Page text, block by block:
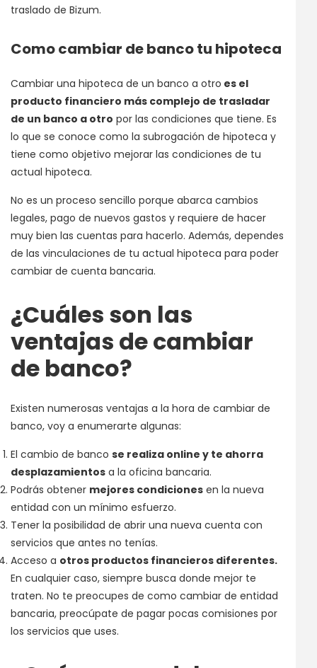
traslado de Bizum.
Como cambiar de banco tu hipoteca
Cambiar una hipoteca de un banco a otro es el
producto financiero más complejo de trasladar
de un banco a otro por las condiciones que tiene. Es
lo que se conoce como la subrogación de hipoteca y
tiene como objetivo mejorar las condiciones de tu
actual hipoteca.
No es un proceso sencillo porque abarca cambios
legales, pago de nuevos gastos y requiere de hacer
muy bien las cuentas para hacerlo. Además, dependes
de las vinculaciones de tu actual hipoteca para poder
cambiar de cuenta bancaria.
¿Cuáles son las
ventajas de cambiar
de banco?
Existen numerosas ventajas a la hora de cambiar de
banco, voy a enumerarte algunas:
El cambio de banco se realiza online y te ahorra
desplazamientos a la oficina bancaria.
Podrás obtener mejores condiciones en la nueva
entidad con un mínimo esfuerzo.
Tener la posibilidad de abrir una nueva cuenta con
servicios que antes no tenías.
Acceso a otros productos financieros diferentes.
En cualquier caso, siempre busca donde mejor te
traten. No te preocupes de como cambiar de entidad
bancaria, preocúpate de pagar pocas comisiones por
los servicios que uses.